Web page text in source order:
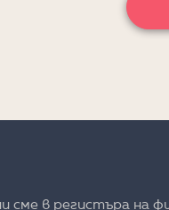
сме в регистъра на